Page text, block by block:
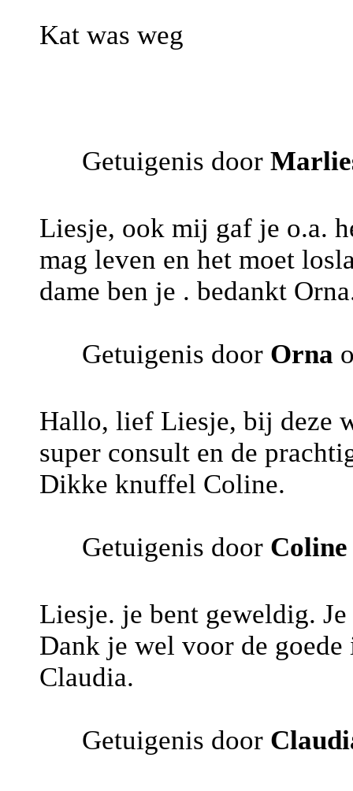
Kat was weg
Getuigenis door
Liesje, ook mij gaf je o.a.
mag leven en het moet
dame ben je . bedankt
Getuigenis door Orna
Hallo, lief Liesje, bij deze
super consult en de
Dikke knuffel Coline.
Getuigenis door Coline
Liesje. je bent geweldig.
Dank je wel voor de
Claudia.
Getuigenis door